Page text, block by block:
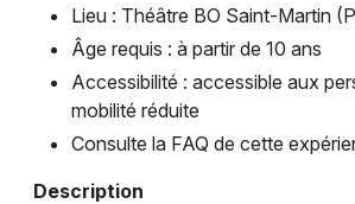
Lieu : Théâtre BO Saint-Martin
Âge requis : à partir de 10 ans
Accessibilité : accessible aux
mobilité réduite
Consulte la FAQ de cette
Description